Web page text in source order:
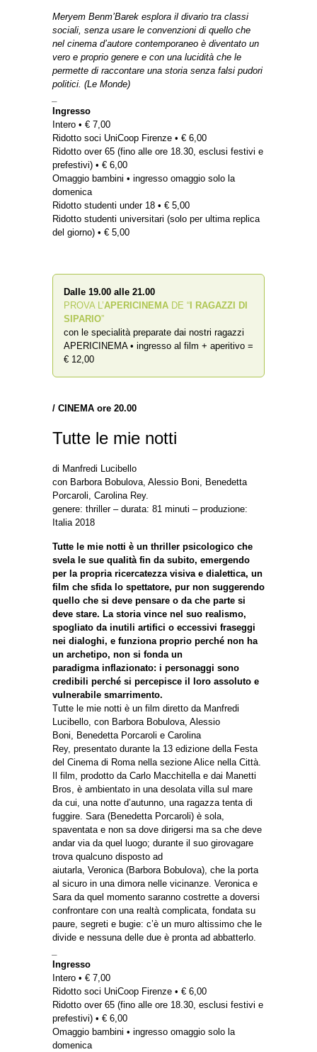
Meryem Benm’Barek esplora il divario tra classi
sociali, senza usare le convenzioni di quello che
nel cinema d’autore contemporaneo è diventato un
vero e proprio genere e con una lucidità che le
permette di raccontare una storia senza falsi pudori
politici. (Le Monde)
Ingresso
Intero • € 7,00
Ridotto soci UniCoop Firenze • € 6,00
Ridotto over 65 (fino alle ore 18.30, esclusi festivi e
prefestivi) • € 6,00
Omaggio bambini • ingresso omaggio solo la
domenica
Ridotto studenti under 18 • € 5,00
Ridotto studenti universitari (solo per ultima replica
del giorno) • € 5,00
Dalle 19.00 alle 21.00
PROVA L’APERICINEMA DE “ I RAGAZZI DI
SIPARIO”
con le specialità preparate dai nostri ragazzi
APERICINEMA • ingresso al film + aperitivo =
€ 12,00
/ CINEMA ore 20.00
Tutte le mie notti
di Manfredi Lucibello
con Barbora Bobulova, Alessio Boni, Benedetta
Porcaroli, Carolina Rey.
genere: thriller – durata: 81 minuti – produzione:
Italia 2018
Tutte le mie notti è un thriller psicologico che
svela le sue qualità fin da subito, emergendo
per la propria ricercatezza visiva e dialettica, un
film che sfida lo spettatore, pur non suggerendo
quello che si deve pensare o da che parte si
deve stare. La storia vince nel suo realismo,
spogliato da inutili artifici o eccessivi fraseggi
nei dialoghi, e funziona proprio perché non ha
un archetipo, non si fonda un
paradigma inflazionato: i personaggi sono
credibili perché si percepisce il loro assoluto e
vulnerabile smarrimento.
Tutte le mie notti è un film diretto da Manfredi
Lucibello, con Barbora Bobulova, Alessio
Boni, Benedetta Porcaroli e Carolina
Rey, presentato durante la 13 edizione della Festa
del Cinema di Roma nella sezione Alice nella Città.
Il film, prodotto da Carlo Macchitella e dai Manetti
Bros, è ambientato in una desolata villa sul mare
da cui, una notte d’autunno, una ragazza tenta di
fuggire. Sara (Benedetta Porcaroli) è sola,
spaventata e non sa dove dirigersi ma sa che deve
andar via da quel luogo; durante il suo girovagare
trova qualcuno disposto ad
aiutarla, Veronica (Barbora Bobulova), che la porta
al sicuro in una dimora nelle vicinanze. Veronica e
Sara da quel momento saranno costrette a doversi
confrontare con una realtà complicata, fondata su
paure, segreti e bugie: c’è un muro altissimo che le
divide e nessuna delle due è pronta ad abbatterlo.
Ingresso
Intero • € 7,00
Ridotto soci UniCoop Firenze • € 6,00
Ridotto over 65 (fino alle ore 18.30, esclusi festivi e
prefestivi) • € 6,00
Omaggio bambini • ingresso omaggio solo la
domenica